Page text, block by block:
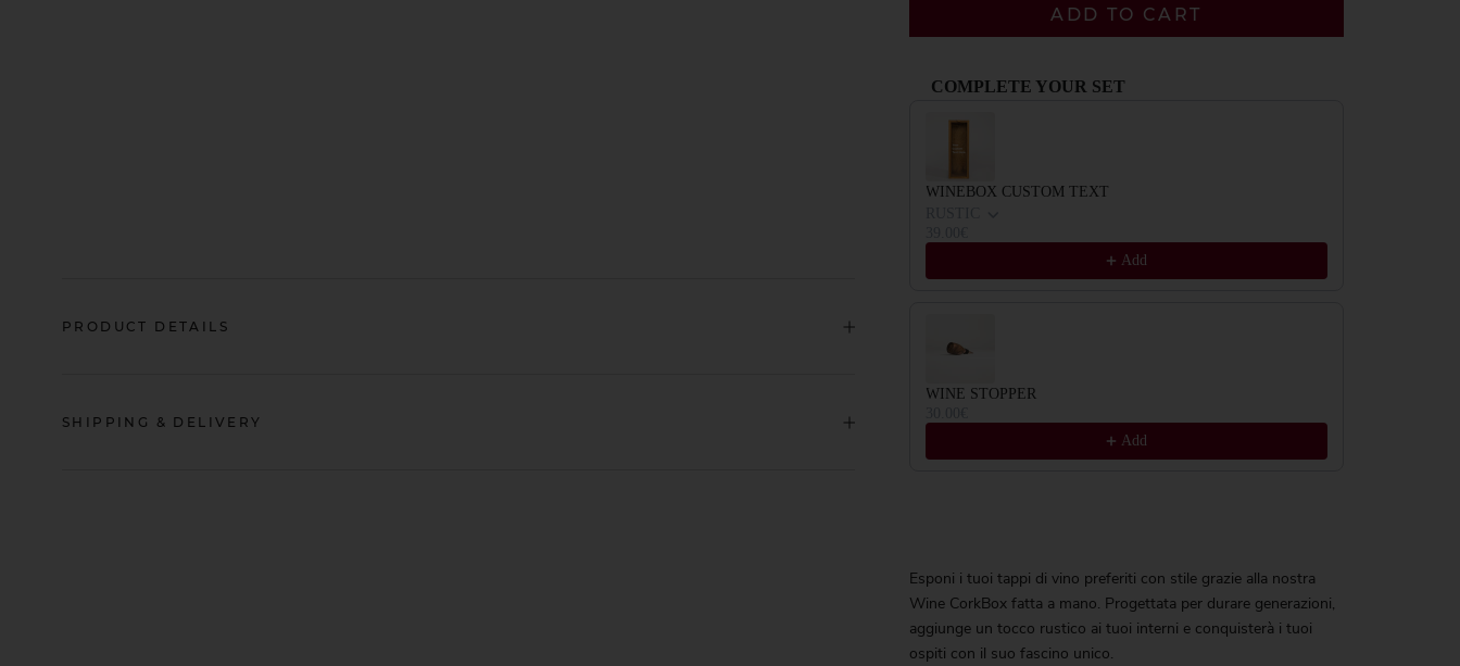
ADD TO CART
COMPLETE YOUR SET
WINEBOX CUSTOM TEXT
Add
WINE STOPPER
Add
Esponi i tuoi tappi di vino preferiti con stile grazie alla nostra
Wine CorkBox fatta a mano. Progettata per durare generazioni,
aggiunge un tocco rustico ai tuoi interni e conquisterà i tuoi
ospiti con il suo fascino unico.
PRODUCT DETAILS
SHIPPING & DELIVERY